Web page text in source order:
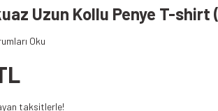
Uzun Kollu Penye T-shirt
Oku
taksitlerle!